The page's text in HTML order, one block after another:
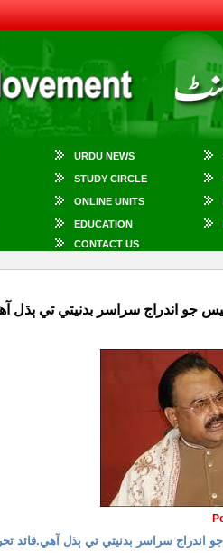
URDU NEWS
STUDY CIRCLE
ONLINE UNITS
EDUCATION
CONTACT US
جو اندراج سراسر بدنيتي تي ٻڌل
اندراج سراسر بدنيتي تي ٻڌل آهي.قائد